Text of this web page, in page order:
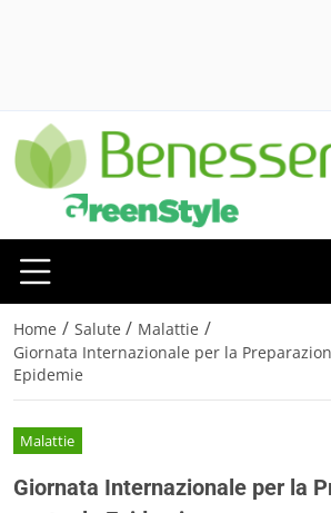
Home / Salute / Malattie /
Giornata Internazionale per la
Epidemie
Malattie
Giornata Internazionale per la